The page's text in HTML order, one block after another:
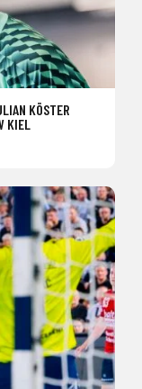
KÖSTER
KIEL